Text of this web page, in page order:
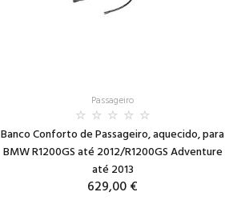
Passageiro
Banco Conforto de Passageiro, aquecido, para
BMW R1200GS até 2012/R1200GS Adventure
até 2013
629,00 €